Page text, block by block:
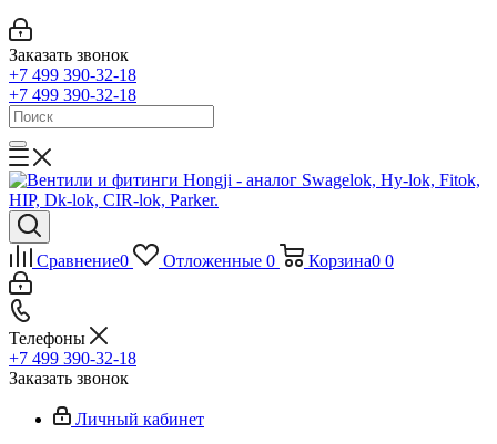
Заказать звонок
+7 499 390-32-18
+7 499 390-32-18
Сравнение0 Отложенные 0 Корзина0 0
Телефоны
+7 499 390-32-18
Заказать звонок
Личный кабинет